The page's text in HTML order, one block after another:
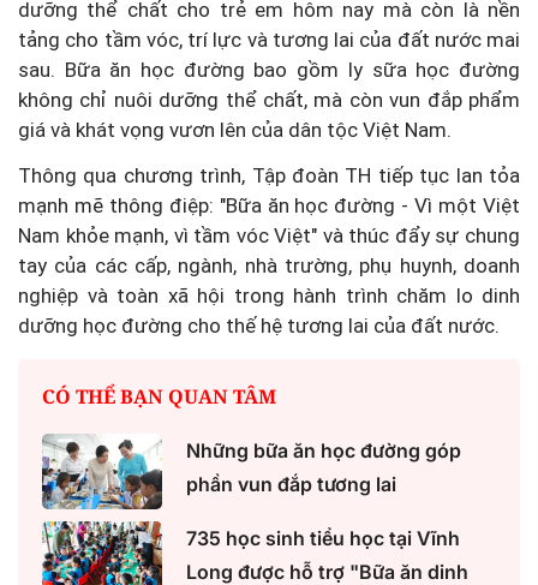
dưỡng thể chất cho trẻ em hôm nay mà còn là nền
tảng cho tầm vóc, trí lực và tương lai của đất nước mai
sau. Bữa ăn học đường bao gồm ly sữa học đường
không chỉ nuôi dưỡng thể chất, mà còn vun đắp phẩm
giá và khát vọng vươn lên của dân tộc Việt Nam.
Thông qua chương trình, Tập đoàn TH tiếp tục lan tỏa
mạnh mẽ thông điệp: "Bữa ăn học đường - Vì một Việt
Nam khỏe mạnh, vì tầm vóc Việt" và thúc đẩy sự chung
tay của các cấp, ngành, nhà trường, phụ huynh, doanh
nghiệp và toàn xã hội trong hành trình chăm lo dinh
dưỡng học đường cho thế hệ tương lai của đất nước.
CÓ THỂ BẠN QUAN TÂM
Những bữa ăn học đường góp
phần vun đắp tương lai
735 học sinh tiểu học tại Vĩnh
Long được hỗ trợ "Bữa ăn dinh